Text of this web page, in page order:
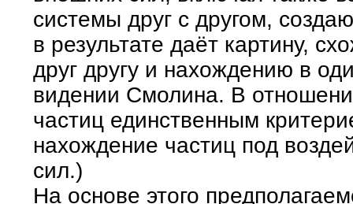
системы друг с другом,
в результате даёт картину,
друг другу и нахождению в
видении Смолина. В
частиц единственным
нахождение частиц под
сил.)
На основе этого